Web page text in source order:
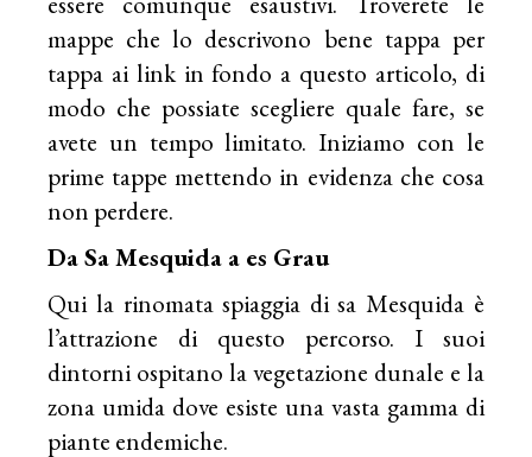
mappe che lo descrivono bene tappa per
tappa ai link in fondo a questo articolo, di
modo che possiate scegliere quale fare, se
avete un tempo limitato. Iniziamo con le
prime tappe mettendo in evidenza che cosa
non perdere.
Da Sa Mesquida a es Grau
Qui la rinomata spiaggia di sa Mesquida è
l’attrazione di questo percorso. I suoi
dintorni ospitano la vegetazione dunale e la
zona umida dove esiste una vasta gamma di
piante endemiche.